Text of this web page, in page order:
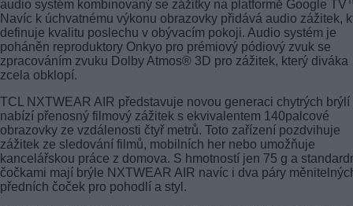
audio systém kombinovaný se zážitky na platformě Google
Navíc k úchvatnému výkonu obrazovky přidává audio zážitek,
definuje kvalitu poslechu v obývacím pokoji. Audio systém je
poháněn reproduktory Onkyo pro prémiový pódiový zvuk se
zpracováním zvuku Dolby Atmos® 3D pro zážitek, který diváka
zcela obklopí.
TCL NXTWEAR AIR představuje novou generaci chytrých brýlí
nabízí přenosný filmový zážitek s ekvivalentem 140palcové
obrazovky ze vzdálenosti čtyř metrů. Toto zařízení pozdvihuje
zážitek ze sledování filmů, mobilních her nebo umožňuje
kancelářskou práce z domova. S hmotností jen 75 g a
čočkami mají brýle NXTWEAR AIR navíc i dva páry
předních čoček pro pohodlí a styl.